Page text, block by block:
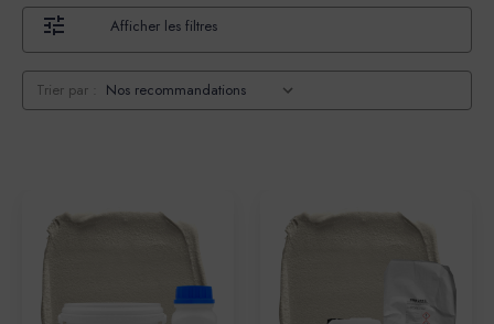
Afficher les filtres
Trier par :